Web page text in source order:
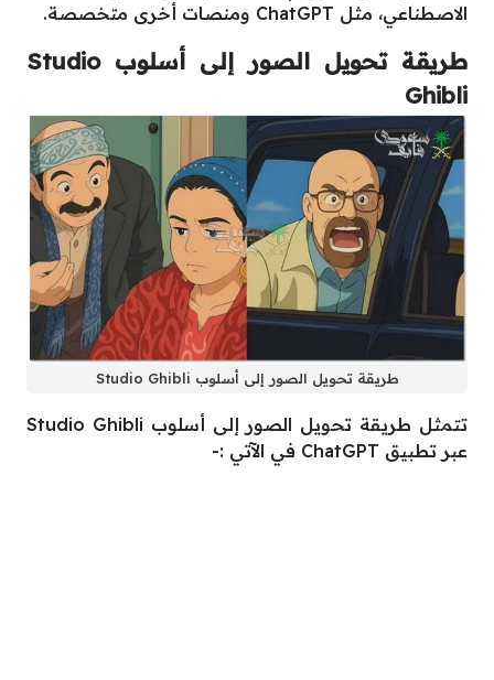
الاصطناعي، مثل ChatGPT ومنصات أخرى متخصصة.
طريقة تحويل الصور إلى أسلوب Studio
Ghibli
طريقة تحويل الصور إلى أسلوب Studio Ghibli
تتمثل طريقة تحويل الصور إلى أسلوب Studio Ghibli
عبر تطبيق ChatGPT في الآتي :-